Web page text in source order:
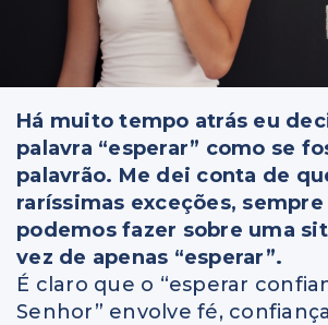
Há muito tempo atrás eu
palavra “esperar” como se
palavrão. Me dei conta de
raríssimas exceções,
podemos fazer sobre uma
vez de apenas “esperar”.
É claro que o “esperar
Senhor” envolve fé,